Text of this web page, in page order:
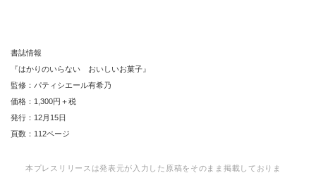
書誌情報
『はかりのいらない おいしいお菓子』
監修：パティシエール有希乃
価格：1,300円＋税
発行：12月15日
頁数：112ページ
本プレスリリースは発表元が入力した原稿をそのまま掲載しておりま